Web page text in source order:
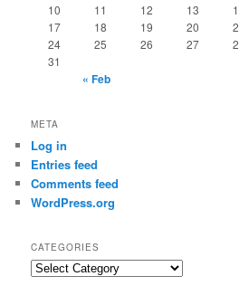
10
11 12 13
17
18 19 20
24
25 26 27
31
« Feb
META
Log in
Entries feed
Comments feed
WordPress.org
CATEGORIES
C